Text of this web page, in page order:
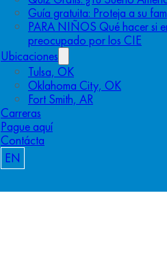
Guía gratuita: Proteja a su
PARA NIÑOS Qué hacer si
preocupado por los CIE
Ubicaciones
Tulsa, OK
Oklahoma City, OK
Fort Smith, AR
Carreras
Pague aquí
Contácta
EN